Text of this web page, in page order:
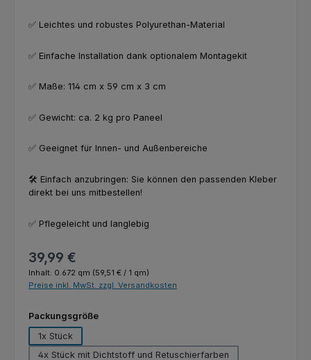
✅ Leichtes und robustes Polyurethan-Material
✅ Einfache Installation dank optionalem Montagekit
✅ Maße: 114 cm x 59 cm x 3 cm
✅ Gewicht: ca. 2 kg pro Paneel
✅ Geeignet für Innen- und Außenbereiche
🛠️ Einfach anzubringen: Sie können den passenden Kleber
direkt bei uns mitbestellen!
✅ Pflegeleicht und langlebig
Regulärer Preis:
39,99 €
Inhalt: 0.672 qm (59,51 € / 1 qm)
Preise inkl. MwSt. zzgl. Versandkosten
Packungsgrößeauswählen
1x Stück
4x Stück mit Dichtstoff und Retuschierfarben